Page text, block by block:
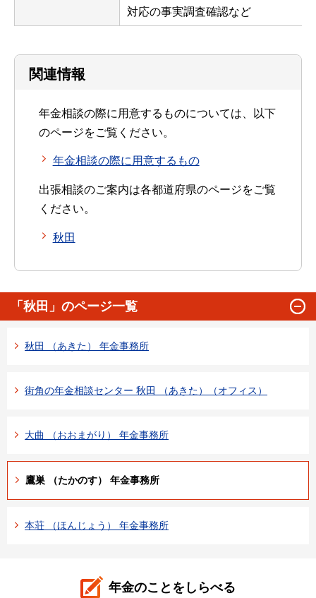
対応の事実調査確認など
関連情報
年金相談の際に用意するものについては、以下
のページをご覧ください。
年金相談の際に用意するもの
出張相談のご案内は各都道府県のページをご覧
ください。
秋田
「秋田」のページ一覧
秋田 （あきた） 年金事務所
街角の年金相談センター 秋田 （あきた）（オフィス）
大曲 （おおまがり） 年金事務所
鷹巣 （たかのす） 年金事務所
本荘 （ほんじょう） 年金事務所
年金のことをしらべる